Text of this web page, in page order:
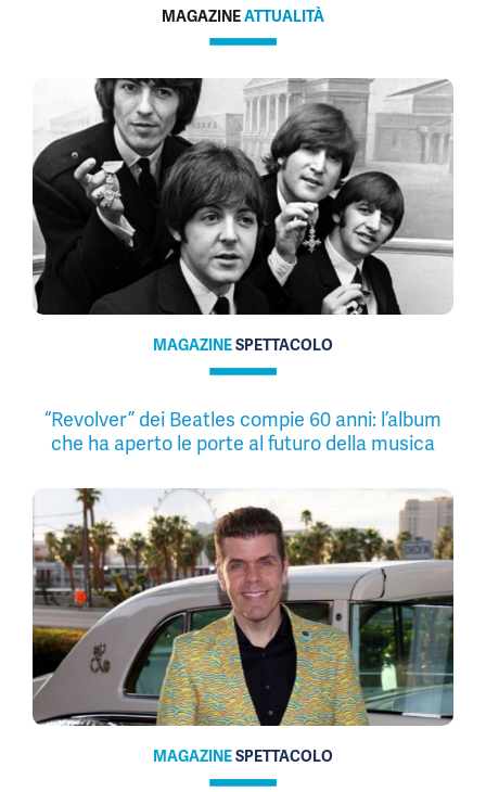
MAGAZINEATTUALITÀ
MAGAZINESPETTACOLO
“Revolver” dei Beatles compie 60 anni: l’album
che ha aperto le porte al futuro della musica
MAGAZINESPETTACOLO